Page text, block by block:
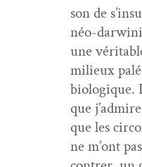
son de
néo-
une
milieux
biologique.
que
que les
ne m’ont